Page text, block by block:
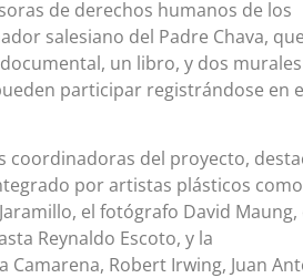
de derechos humanos de los
salesiano del Padre Chava, que
un libro, y dos
participar registrándose en
coordinadoras del proyecto,
por artistas plásticos como
el fotógrafo David Maung,
Reynaldo Escoto, y la
Robert Irwing, Juan